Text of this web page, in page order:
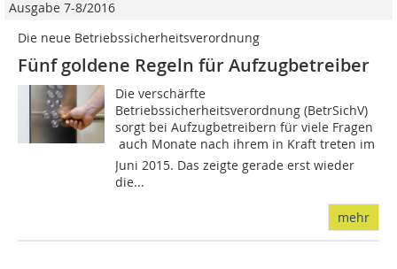
Ausgabe 7-8/2016
Die neue Betriebssicherheitsverordnung
Fünf goldene Regeln für Aufzugbetreiber
Die verschärfte
Betriebssicherheitsverordnung (BetrSichV)
sorgt bei Aufzugbetreibern für viele Fragen
 auch Monate nach ihrem in Kraft treten im
Juni 2015. Das zeigte gerade erst wieder
die...
mehr